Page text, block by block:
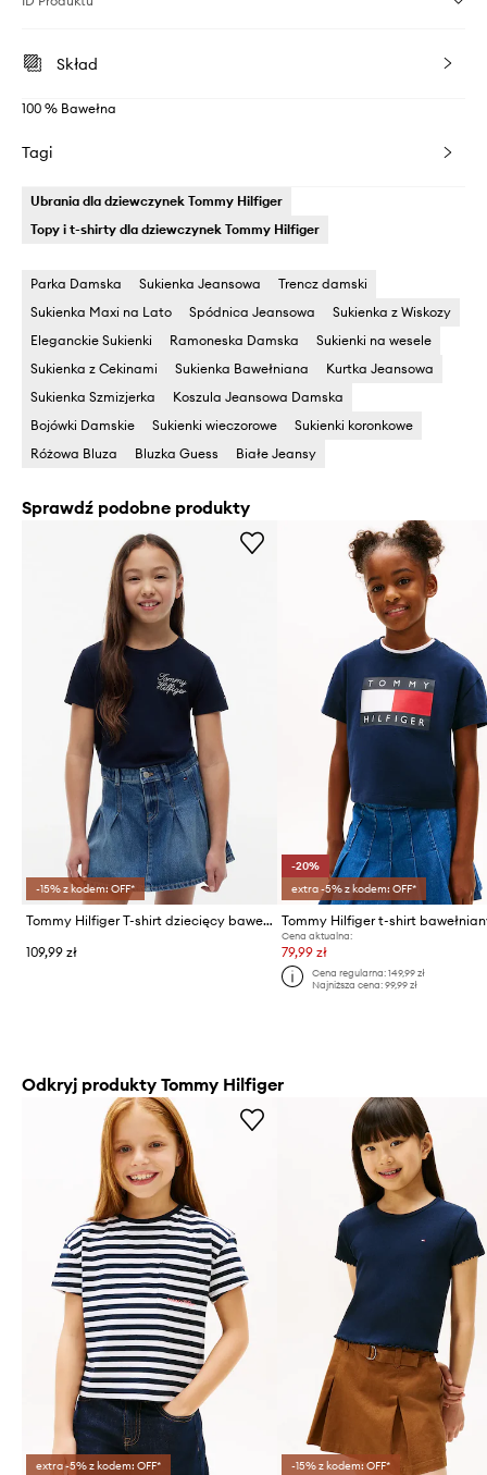
Skład
100 % Bawełna
Tagi
Ubrania dla dziewczynek Tommy Hilfiger
Topy i t-shirty dla dziewczynek Tommy Hilfiger
Parka Damska Sukienka Jeansowa
Trencz damski
Sukienka Maxi na Lato
Spódnica Jeansowa
Sukienka z Wiskozy
Eleganckie Sukienki
Ramoneska Damska
Sukienki na wesele
Sukienka z Cekinami
Sukienka Bawełniana
Kurtka Jeansowa
Sukienka Szmizjerka
Koszula Jeansowa Damska
Bojówki Damskie
Sukienki wieczorowe
Sukienki koronkowe
Różowa Bluza
Bluzka Guess Białe Jeansy
Sprawdź podobne produkty
-15% z kodem: OFF*
Tommy Hilfiger T-shirt dziecięcy bawełniany
109,99 zł
-20%
extra -5% z kodem: OFF*
Cena aktualna:
79,99 zł
Cena regularna: 149,99 zł
Najniższa cena: 99,99 zł
Odkryj produkty Tommy Hilfiger
extra -5% z kodem: OFF* -15% z kodem: OFF*